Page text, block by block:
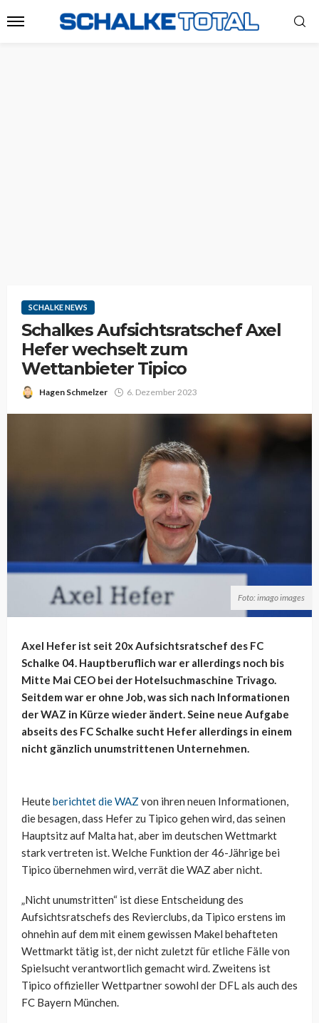
SCHALKE NEWS
Schalkes Aufsichtsratschef Axel
Hefer wechselt zum
Wettanbieter Tipico
Hagen Schmelzer 6. Dezember 2023
Foto: imago images
Axel Hefer ist seit 20x Aufsichtsratschef des FC
Schalke 04. Hauptberuflich war er allerdings noch bis
Mitte Mai CEO bei der Hotelsuchmaschine Trivago.
Seitdem war er ohne Job, was sich nach Informationen
der WAZ in Kürze wieder ändert. Seine neue Aufgabe
abseits des FC Schalke sucht Hefer allerdings in einem
nicht gänzlich unumstrittenen Unternehmen.
Heuteberichtet die WAZ von ihren neuen Informationen,
die besagen, dass Hefer zu Tipico gehen wird, das seinen
Hauptsitz auf Malta hat, aber im deutschen Wettmarkt
stark vertreten ist. Welche Funktion der 46-Jährige bei
Tipico übernehmen wird, verrät die WAZ aber nicht.
„Nicht unumstritten“ ist diese Entscheidung des
Aufsichtsratschefs des Revierclubs, da Tipico erstens im
ohnehin auf dem mit einem gewissen Makel behafteten
Wettmarkt tätig ist, der nicht zuletzt für etliche Fälle von
Spielsucht verantwortlich gemacht wird. Zweitens ist
Tipico offizieller Wettpartner sowohl der DFL als auch des
FC Bayern München.